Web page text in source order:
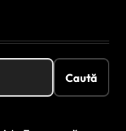
Caută